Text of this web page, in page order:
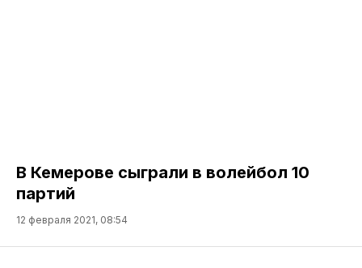
В Кемерове сыграли в волейбол 10
партий
12 февраля 2021, 08:54